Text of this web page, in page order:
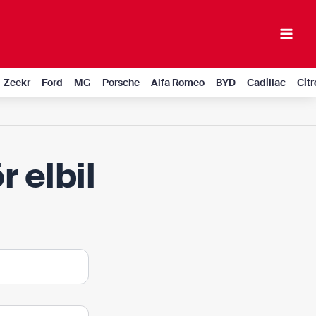
Zeekr Ford MG Porsche Alfa Romeo BYD Cadillac
elbil